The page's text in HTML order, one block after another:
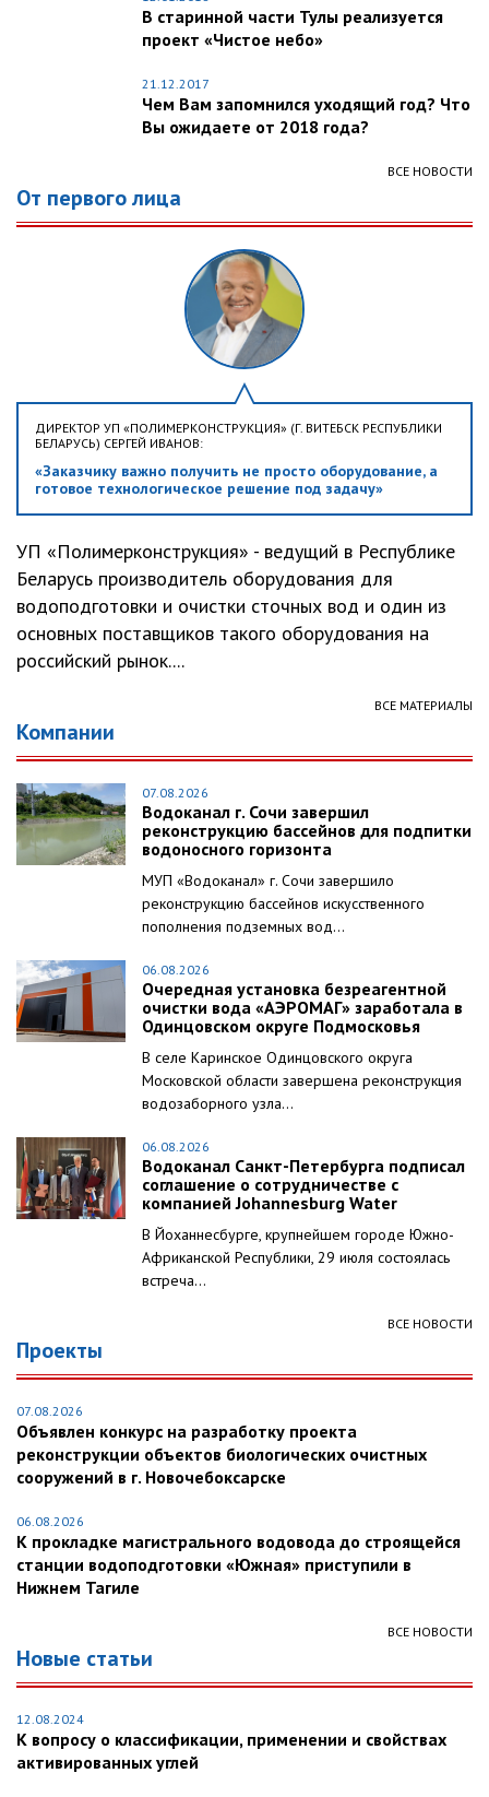
В старинной части Тулы реализуется
проект «Чистое небо»
21.12.2017
Чем Вам запомнился уходящий год? Что
Вы ожидаете от 2018 года?
ВСЕ НОВОСТИ
От первого лица
ДИРЕКТОР УП «ПОЛИМЕРКОНСТРУКЦИЯ» (Г. ВИТЕБСК РЕСПУБЛИКИ
БЕЛАРУСЬ) СЕРГЕЙ ИВАНОВ:
«Заказчику важно получить не просто оборудование, а
готовое технологическое решение под задачу»
УП «Полимерконструкция» - ведущий в Республике
Беларусь производитель оборудования для
водоподготовки и очистки сточных вод и один из
основных поставщиков такого оборудования на
российский рынок....
ВСЕ МАТЕРИАЛЫ
Компании
07.08.2026
Водоканал г. Сочи завершил
реконструкцию бассейнов для подпитки
водоносного горизонта
МУП «Водоканал» г. Сочи завершило
реконструкцию бассейнов искусственного
пополнения подземных вод...
06.08.2026
Очередная установка безреагентной
очистки вода «АЭРОМАГ» заработала в
Одинцовском округе Подмосковья
В селе Каринское Одинцовского округа
Московской области завершена реконструкция
водозаборного узла...
06.08.2026
Водоканал Санкт-Петербурга подписал
соглашение о сотрудничестве с
компанией Johannesburg Water
В Йоханнесбурге, крупнейшем городе Южно-
Африканской Республики, 29 июля состоялась
встреча...
ВСЕ НОВОСТИ
Проекты
07.08.2026
Объявлен конкурс на разработку проекта
реконструкции объектов биологических очистных
сооружений в г. Новочебоксарске
06.08.2026
К прокладке магистрального водовода до строящейся
станции водоподготовки «Южная» приступили в
Нижнем Тагиле
ВСЕ НОВОСТИ
Новые статьи
12.08.2024
К вопросу о классификации, применении и свойствах
активированных углей